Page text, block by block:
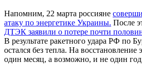
Напомним, 22 марта россияне
атаку по энергетике Украины. После
ДТЭК заявили о потере почти
В результате ракетного удара РФ по
остался без тепла. На восстановление
один месяц, а возможно, и не один